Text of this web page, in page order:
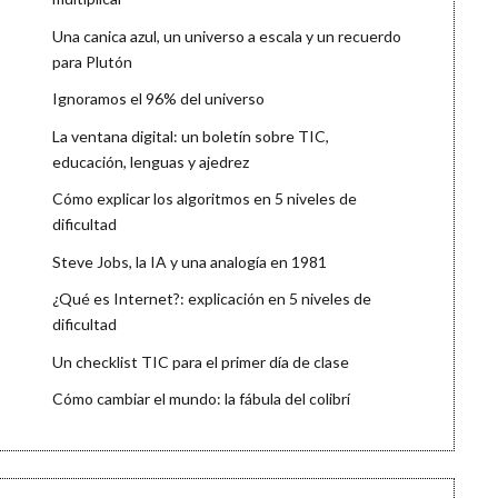
Una canica azul, un universo a escala y un recuerdo
para Plutón
Ignoramos el 96% del universo
La ventana digital: un boletín sobre TIC,
educación, lenguas y ajedrez
Cómo explicar los algoritmos en 5 niveles de
dificultad
Steve Jobs, la IA y una analogía en 1981
¿Qué es Internet?: explicación en 5 niveles de
dificultad
Un checklist TIC para el primer día de clase
Cómo cambiar el mundo: la fábula del colibrí